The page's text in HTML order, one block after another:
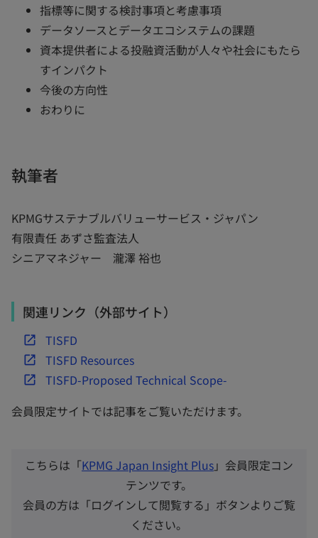
指標等に関する検討事項と考慮事項
データソースとデータエコシステムの課題
資本提供者による投融資活動が人々や社会にもたら
すインパクト
今後の方向性
おわりに
執筆者
KPMGサステナブルバリューサービス・ジャパン
有限責任 あずさ監査法人
シニアマネジャー 瀧澤 裕也
関連リンク（外部サイト）
TISFD
新
し
い
ブ
開
TISFD Resources
新
し
タ
で
く
TISFD-Proposed Technical Scope-
新
い
ブ
開
会員限定サイトでは記事をご覧いただけます。
こちらは「KPMG Japan Insight Plus」会員限定コン
テンツです。
会員の方は「ログインして閲覧する」ボタンよりご覧
ください。